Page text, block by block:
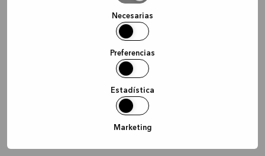
Necesarias
Preferencias
Estadística
Marketing